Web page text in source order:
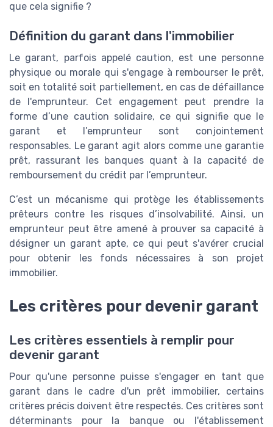
que cela signifie ?
Définition du garant dans l'immobilier
Le garant, parfois appelé caution, est une personne
physique ou morale qui s'engage à rembourser le prêt,
soit en totalité soit partiellement, en cas de défaillance
de l'emprunteur. Cet engagement peut prendre la
forme d’une caution solidaire, ce qui signifie que le
garant et l’emprunteur sont conjointement
responsables. Le garant agit alors comme une garantie
prêt, rassurant les banques quant à la capacité de
remboursement du crédit par l’emprunteur.
C’est un mécanisme qui protège les établissements
prêteurs contre les risques d’insolvabilité. Ainsi, un
emprunteur peut être amené à prouver sa capacité à
désigner un garant apte, ce qui peut s'avérer crucial
pour obtenir les fonds nécessaires à son projet
immobilier.
Les critères pour devenir garant
Les critères essentiels à remplir pour
devenir garant
Pour qu'une personne puisse s'engager en tant que
garant dans le cadre d'un prêt immobilier, certains
critères précis doivent être respectés. Ces critères sont
déterminants pour la banque ou l'établissement